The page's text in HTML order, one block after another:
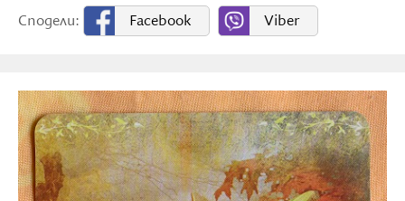
Сподели:
Facebook Viber